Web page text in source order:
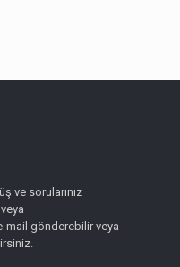
ve sorularınız
veya
mail gönderebilir veya